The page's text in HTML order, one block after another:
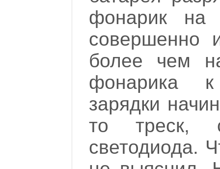
фонарик на
совершенно
более чем
фонарика к
зарядки
то треск,
светодиода.